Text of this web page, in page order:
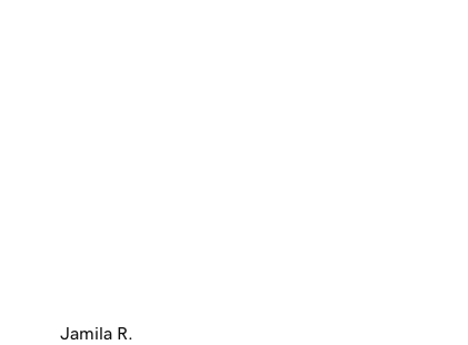
Jamila R.